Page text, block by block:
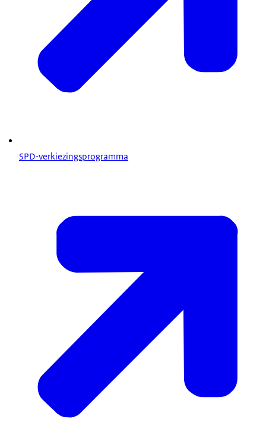
SPD-verkiezingsprogramma